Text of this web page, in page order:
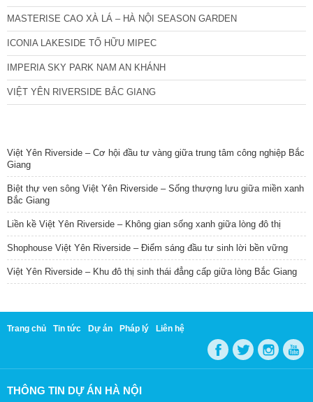
MASTERISE CAO XÀ LÁ – HÀ NỘI SEASON GARDEN
ICONIA LAKESIDE TỐ HỮU MIPEC
IMPERIA SKY PARK NAM AN KHÁNH
VIỆT YÊN RIVERSIDE BẮC GIANG
Việt Yên Riverside – Cơ hội đầu tư vàng giữa trung tâm công nghiệp Bắc
Giang
Biệt thự ven sông Việt Yên Riverside – Sống thượng lưu giữa miền xanh
Bắc Giang
Liền kề Việt Yên Riverside – Không gian sống xanh giữa lòng đô thị
Shophouse Việt Yên Riverside – Điểm sáng đầu tư sinh lời bền vững
Việt Yên Riverside – Khu đô thị sinh thái đẳng cấp giữa lòng Bắc Giang
Trang chủ Tin tức Dự án Pháp lý Liên hệ
THÔNG TIN DỰ ÁN HÀ NỘI